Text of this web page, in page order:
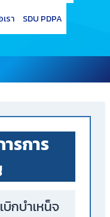
รา SDU PDPA
รการ
กบำเหน็จ